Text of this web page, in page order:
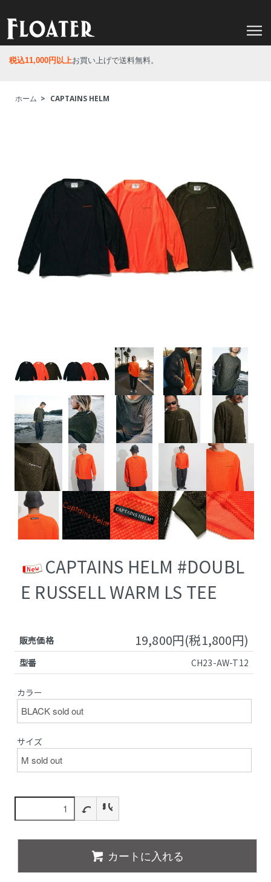
税込11,000円以上お買い上げで送料無料。
ホーム > CAPTAINS HELM
CAPTAINS HELM #DOUBL
E RUSSELL WARM LS TEE
販売価格 19,800円(税1,800円)
型番 CH23-AW-T12
カラー
サイズ
カートに入れる